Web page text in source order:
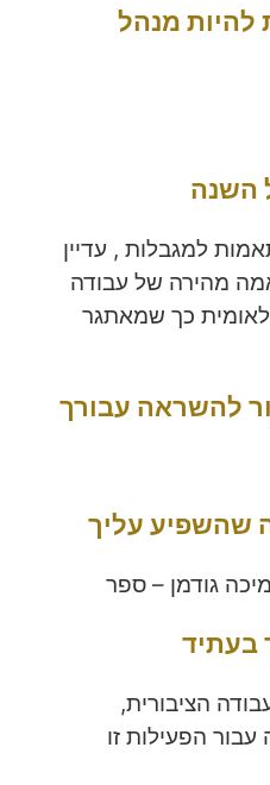
להיות מנהל
השנה
למגבלות , עדיין
מהירה של עבודה
כך שמאתגר
להשראה עבורך
שהשפיע עליך
גודמן – ספר
בעתיד
הציבורית,